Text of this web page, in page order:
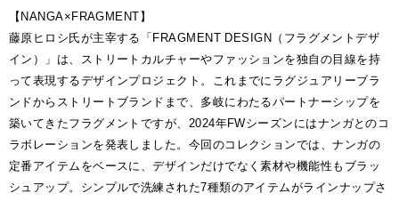
【NANGA×FRAGMENT】
藤原ヒロシ氏が主宰する「FRAGMENT DESIGN（フラグメントデザ
イン）」は、ストリートカルチャーやファッションを独自の目線を持
って表現するデザインプロジェクト。これまでにラグジュアリーブラ
ンドからストリートブランドまで、多岐にわたるパートナーシップを
築いてきたフラグメントですが、2024年FWシーズンにはナンガとのコ
ラボレーションを発表しました。今回のコレクションでは、ナンガの
定番アイテムをベースに、デザインだけでなく素材や機能性もブラッ
シュアップ。シンプルで洗練された7種類のアイテムがラインナップさ